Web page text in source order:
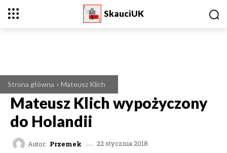
SkauciUK
Strona główna Mateusz Klich
Mateusz Klich wypożyczony
do Holandii
Autor: Przemek 22 stycznia 2018